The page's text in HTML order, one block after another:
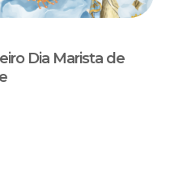
Dia Marista de